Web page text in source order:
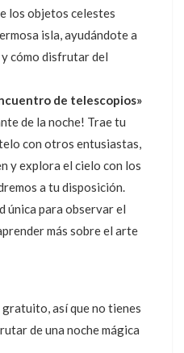
los objetos celestes
isla, ayudándote a
cómo disfrutar del
de telescopios»
de la noche! Trae tu
con otros entusiastas,
y explora el cielo con los
a tu disposición.
única para observar el
más sobre el arte
así que no tienes
de una noche mágica